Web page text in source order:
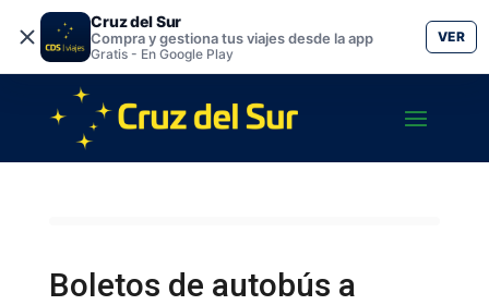
Cruz del Sur
Compra y gestiona tus viajes desde la app
Gratis - En Google Play
VER
Boletos de autobús a